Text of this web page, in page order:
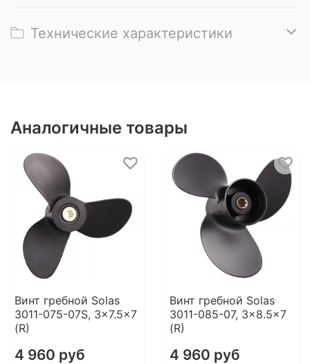
Технические характеристики
Аналогичные товары
Винт гребной Solas
3011-075-07S, 3x7.5x7
(R)
4 960 руб
Винт гребной Solas
3011-085-07, 3x8.5x7
(R)
4 960 руб